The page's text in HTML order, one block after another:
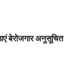
बेरोजगार अनुसूचित